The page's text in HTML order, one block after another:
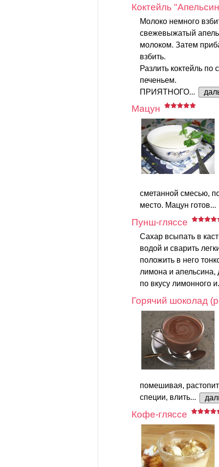
Коктейль
Молоко немного
свежевыжатый
молоком. Затем
взбить.
Разлить коктейль по
печеньем.
ПРИЯТНОГО...
Мацун
сметанной смесью,
место. Мацун готов...
Пунш-гляссе
Сахар всыпать в
водой и сварить
положить в него
лимона и апельсина,
по вкусу лимонного
Горячий шоколад
помешивая,
специи, влить...
Кофе-гляссе